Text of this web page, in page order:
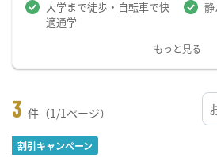
大学まで徒歩・自転車で快
適通学
もっと見る
3 件（1/1ページ）
割引キャンペーン